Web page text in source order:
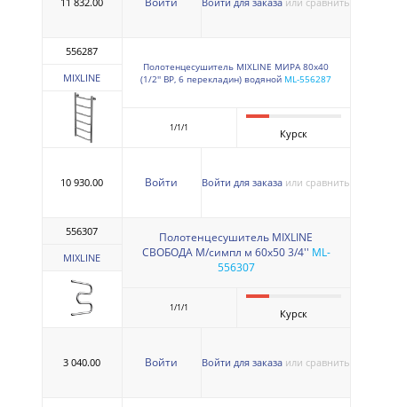
556287
MIXLINE
Полотенцесушитель MIXLINE МИРА 80х40
(1/2'' ВР, 6 перекладин) водяной ML-556287
1/1/1 Курск
10 930.00 Войти Войти для заказа или сравнить
556307
MIXLINE
Полотенцесушитель MIXLINE
СВОБОДА M/симпл м 60х50 3/4'' ML-
556307
1/1/1 Курск
3 040.00 Войти Войти для заказа или сравнить